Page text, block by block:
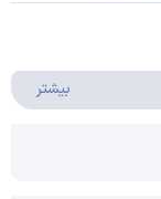
بیشتر